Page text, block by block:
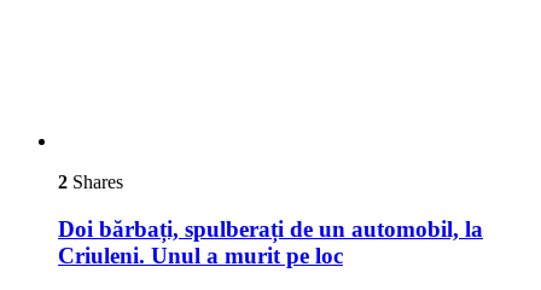
2 Shares
Doi bărbați, spulberați de un automobil, la
Criuleni. Unul a murit pe loc